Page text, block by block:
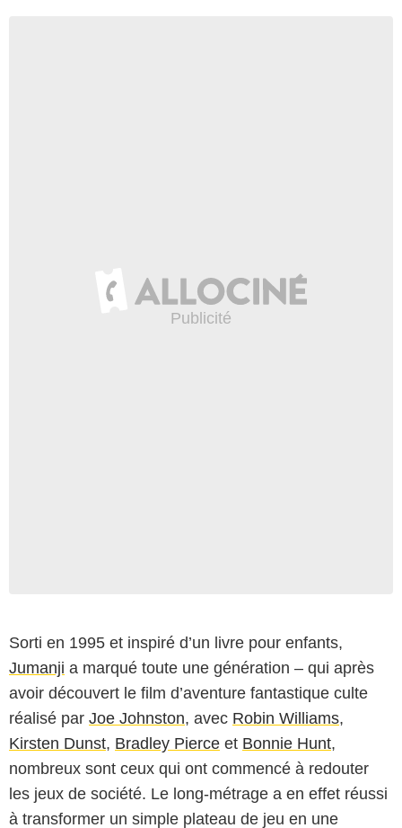
Sorti en 1995 et inspiré d’un livre pour enfants,
Jumanji a marqué toute une génération – qui après
avoir découvert le film d’aventure fantastique culte
réalisé par Joe Johnston, avec Robin Williams,
Kirsten Dunst, Bradley Pierce et Bonnie Hunt,
nombreux sont ceux qui ont commencé à redouter
les jeux de société. Le long-métrage a en effet réussi
à transformer un simple plateau de jeu en une